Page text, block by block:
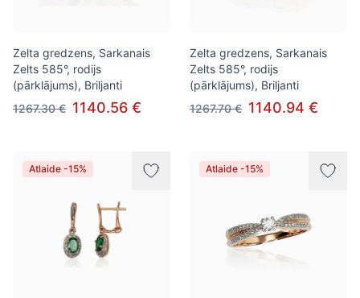
Zelta gredzens, Sarkanais
Zelts 585°, rodijs
(pārklājums), Briljanti
1267.30 € 1140.56 €
Zelta gredzens, Sarkanais
Zelts 585°, rodijs
(pārklājums), Briljanti
1267.70 € 1140.94 €
Atlaide -15% Atlaide -15%